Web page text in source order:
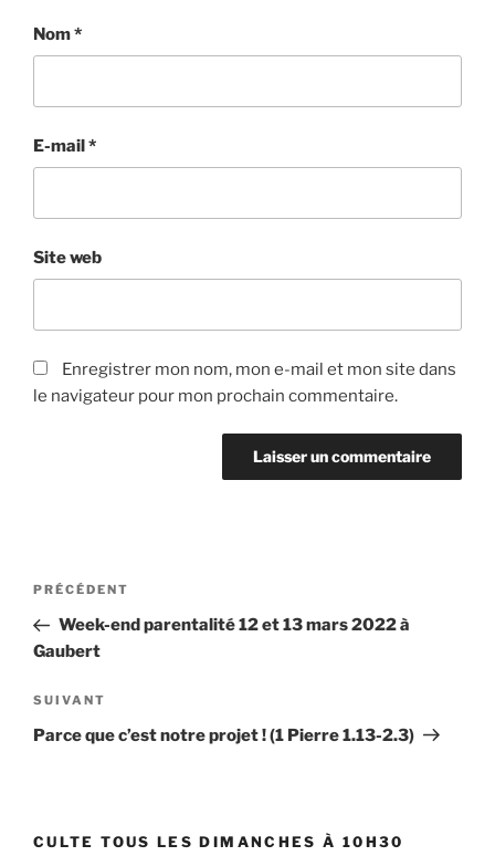
Nom*
E-mail*
Site web
Enregistrer mon nom, mon e-mail et mon site dans
le navigateur pour mon prochain commentaire.
Navigation
l’article
Article
précédent
PRÉCÉDENT
Week-end parentalité 12 et 13 mars 2022 à
Gaubert
Article
suivant
SUIVANT
Parce que c’est notre projet ! (1 Pierre 1.13-2.3)
CULTE TOUS LES DIMANCHES À 10H30